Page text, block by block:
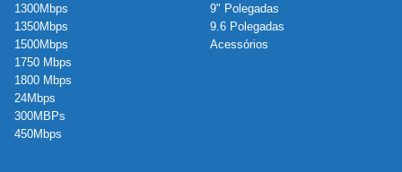
1300Mbps
1350Mbps
1500Mbps
1750 Mbps
1800 Mbps
24Mbps
300MBPs
450Mbps
9" Polegadas
9.6 Polegadas
Acessórios